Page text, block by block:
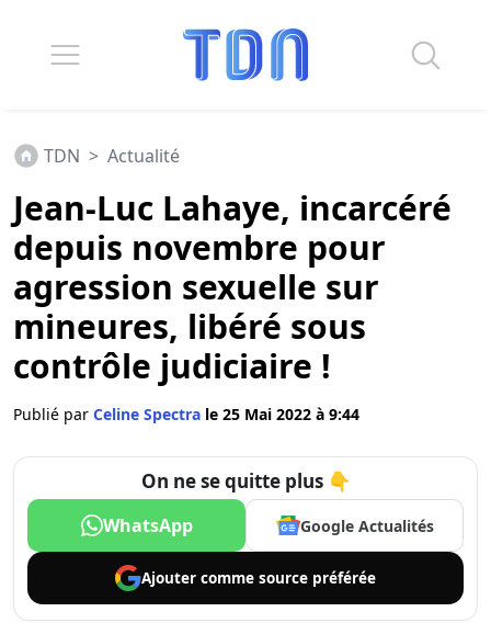
TDN > Actualité
Jean-Luc Lahaye, incarcéré
depuis novembre pour
agression sexuelle sur
mineures, libéré sous
contrôle judiciaire !
Publié par Celine Spectra le 25 Mai 2022 à 9:44
On ne se quitte plus 👇
WhatsApp Google Actualités
Ajouter comme source préférée